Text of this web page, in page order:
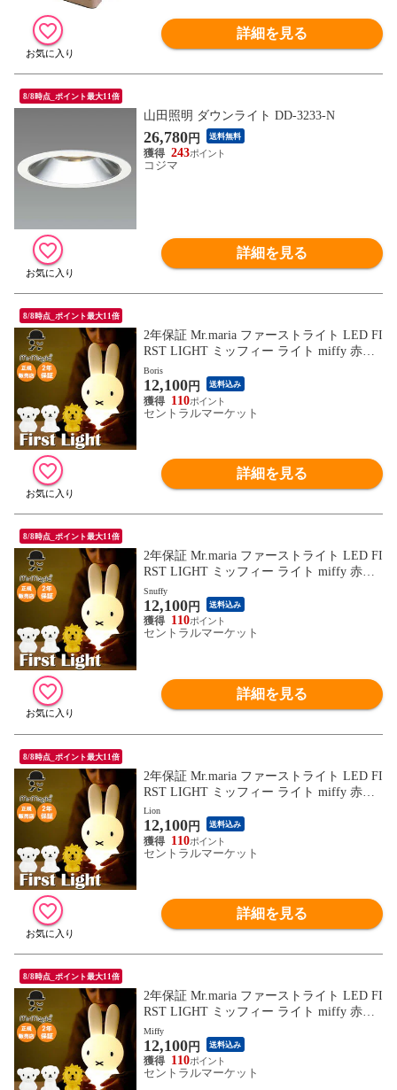
詳細を見る
8/8時点_ポイント最大11倍
山田照明 ダウンライト DD-3233-N
26,780円 送料無料
243
コジマ
詳細を見る
8/8時点_ポイント最大11倍
2年保証 Mr.maria ファーストライト LED FI
RST LIGHT ミッフィー ライト miffy 赤ち
ゃん 授乳ライト 充電式 調光 間接照明 子
供部屋 寝室 おむつ替え USB タイプC ラン
プ デスクライト おしゃれ 誕生日 プレゼン
ト ギフト 出産祝い ミスターマリア 【送料
Boris
12,100円 送料込み
110
セントラルマーケット
詳細を見る
8/8時点_ポイント最大11倍
2年保証 Mr.maria ファーストライト LED FI
RST LIGHT ミッフィー ライト miffy 赤ち
ゃん 授乳ライト 充電式 調光 間接照明 子
供部屋 寝室 おむつ替え USB タイプC ラン
プ デスクライト おしゃれ 誕生日 プレゼン
ト ギフト 出産祝い ミスターマリア 【送料
Snuffy
12,100円 送料込み
110
セントラルマーケット
詳細を見る
8/8時点_ポイント最大11倍
2年保証 Mr.maria ファーストライト LED FI
RST LIGHT ミッフィー ライト miffy 赤ち
ゃん 授乳ライト 充電式 調光 間接照明 子
供部屋 寝室 おむつ替え USB タイプC ラン
プ デスクライト おしゃれ 誕生日 プレゼン
ト ギフト 出産祝い ミスターマリア 【送料
Lion
12,100円 送料込み
110
セントラルマーケット
詳細を見る
8/8時点_ポイント最大11倍
2年保証 Mr.maria ファーストライト LED FI
RST LIGHT ミッフィー ライト miffy 赤ち
ゃん 授乳ライト 充電式 調光 間接照明 子
供部屋 寝室 おむつ替え USB タイプC ラン
プ デスクライト おしゃれ 誕生日 プレゼン
ト ギフト 出産祝い ミスターマリア 【送料
Miffy
12,100円 送料込み
110
セントラルマーケット